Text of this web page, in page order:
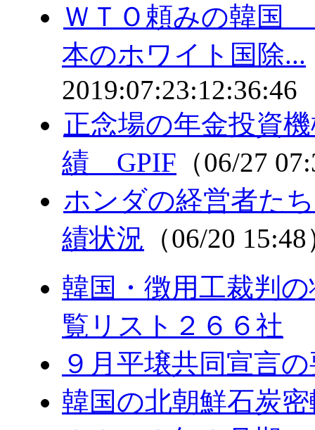
ＷＴＯ頼みの韓国
本のホワイト国除...
2019:07:23:12:36:46
正念場の年金投資
績 GPIF （06/27
ホンダの経営者た
績状況 （06/20
韓国・徴用工裁判
覧リスト２６６社
９月平壌共同宣言
韓国の北朝鮮石炭